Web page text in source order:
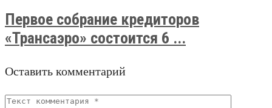
Первое собрание кредиторов
«Трансаэро» состоится 6 ...
Оставить комментарий